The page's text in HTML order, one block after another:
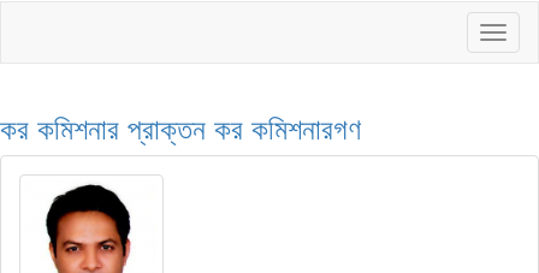
কর কমিশনার প্রাক্তন কর কমিশনারগণ